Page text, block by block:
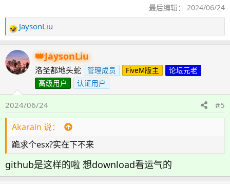
最后编辑： 2024/06/24
反
馈
：
JaysonLiu
JaysonLiu
洛圣都地头蛇 管理成员 FiveM版主
论坛元老
高级用户
认证用户
2024/06/24 #5
Akarain 说：
跪求个esx?实在下不来
github是这样的啦 想download看运气的